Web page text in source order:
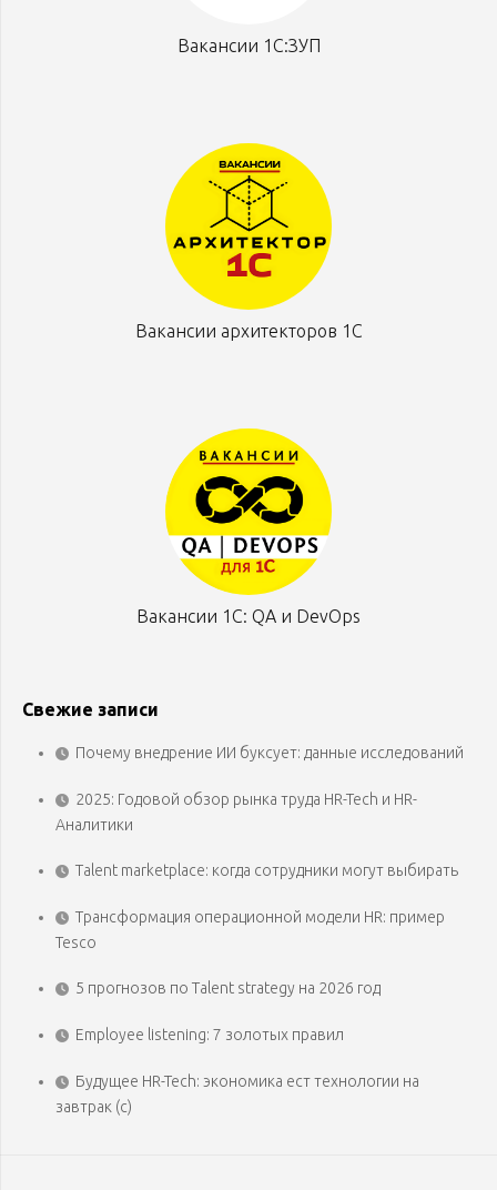
Вакансии 1С:ЗУП
Вакансии архитекторов 1С
Вакансии 1С: QA и DevOps
Свежие записи
Почему внедрение ИИ буксует: данные исследований
2025: Годовой обзор рынка труда HR-Tech и HR-
Аналитики
Talent marketplace: когда сотрудники могут выбирать
Трансформация операционной модели HR: пример
Tesco
5 прогнозов по Talent strategy на 2026 год
Employee listening: 7 золотых правил
Будущее HR-Tech: экономика ест технологии на
завтрак (с)